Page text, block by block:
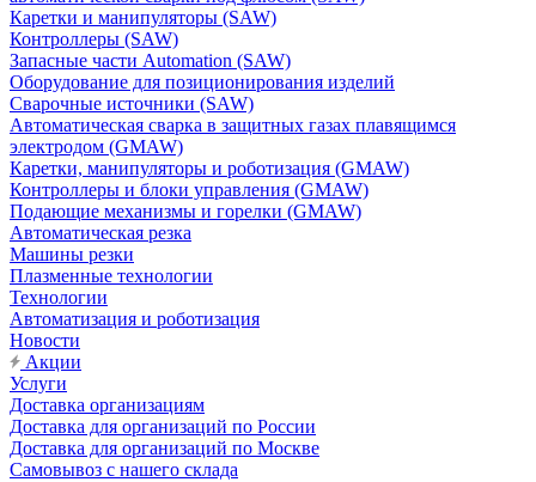
Каретки и манипуляторы (SAW)
Контроллеры (SAW)
Запасные части Automation (SAW)
Оборудование для позиционирования изделий
Сварочные источники (SAW)
Автоматическая сварка в защитных газах плавящимся
электродом (GMAW)
Каретки, манипуляторы и роботизация (GMAW)
Контроллеры и блоки управления (GMAW)
Подающие механизмы и горелки (GMAW)
Автоматическая резка
Машины резки
Плазменные технологии
Технологии
Автоматизация и роботизация
Новости
Акции
Услуги
Доставка организациям
Доставка для организаций по России
Доставка для организаций по Москве
Самовывоз с нашего склада